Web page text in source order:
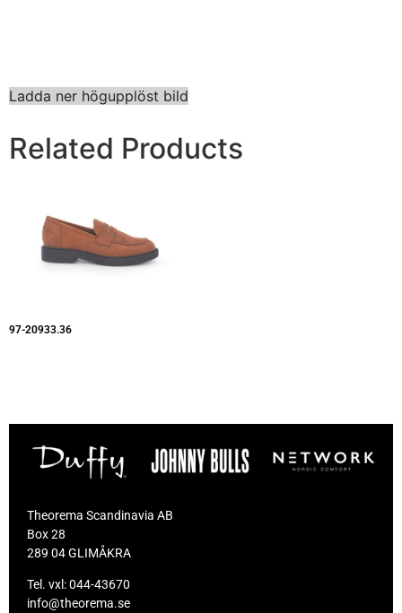
Ladda ner högupplöst bild
Related Products
97-20933.36
Theorema Scandinavia AB
Box 28
289 04 GLIMÅKRA
Tel. vxl:044-43670
info@theorema.se